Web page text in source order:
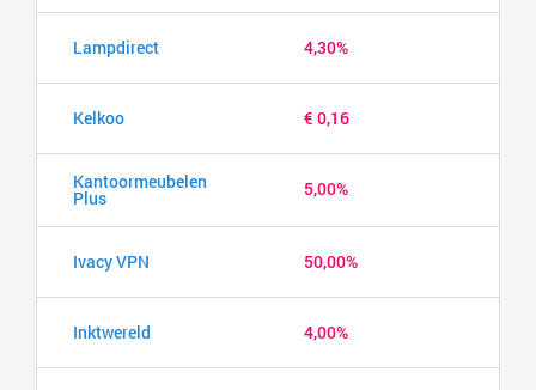
Lampdirect 4,30%
Kelkoo € 0,16
Kantoormeubelen
Plus 5,00%
Ivacy VPN 50,00%
Inktwereld 4,00%